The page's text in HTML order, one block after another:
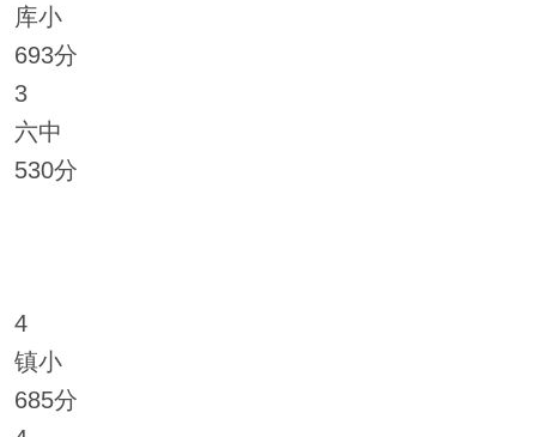
库小
693分
3
六中
530分
4
镇小
685分